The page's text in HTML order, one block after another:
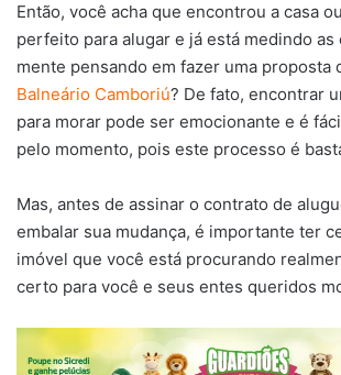
Então, você acha que encontrou a casa
perfeito para alugar e já está medindo
mente pensando em fazer uma proposta
Balneário Camboriú? De fato, encontrar
para morar pode ser emocionante e é
pelo momento, pois este processo é
Mas, antes de assinar o contrato de
embalar sua mudança, é importante ter
imóvel que você está procurando
certo para você e seus entes queridos